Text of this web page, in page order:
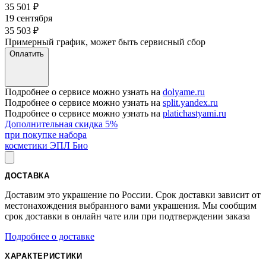
35 501 ₽
19 сентября
35 503 ₽
Примерный график, может быть сервисный сбор
Оплатить
Подробнее о сервисе можно узнать на dolyame.ru
Подробнее о сервисе можно узнать на split.yandex.ru
Подробнее о сервисе можно узнать на platichastyami.ru
Дополнительная скидка 5%
при покупке набора
косметики ЭПЛ Био
ДОСТАВКА
Доставим это украшение по России. Срок доставки зависит от
местонахождения выбранного вами украшения. Мы сообщим
срок доставки в онлайн чате или при подтверждении заказа
Подробнее о доставке
ХАРАКТЕРИСТИКИ